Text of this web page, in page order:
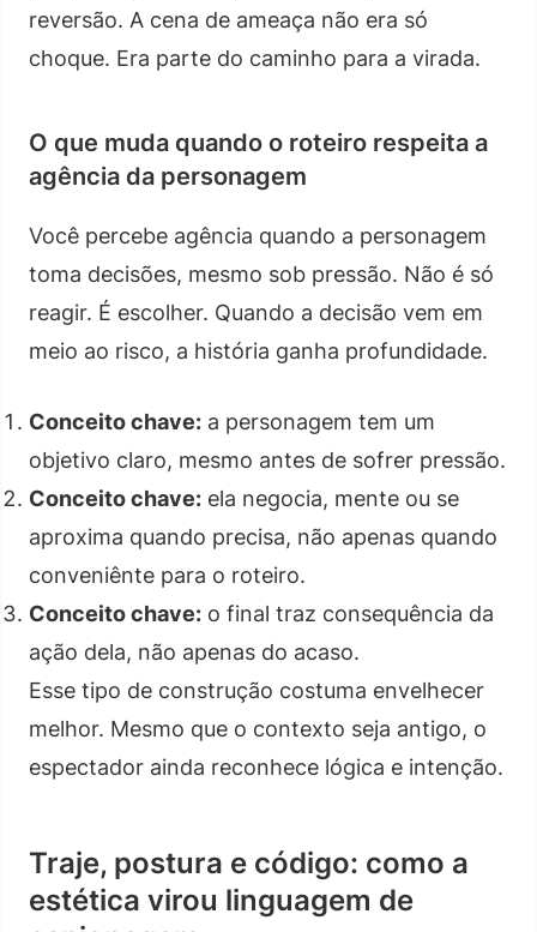
reversão. A cena de ameaça não era só
choque. Era parte do caminho para a virada.
O que muda quando o roteiro respeita a
agência da personagem
Você percebe agência quando a personagem
toma decisões, mesmo sob pressão. Não é só
reagir. É escolher. Quando a decisão vem em
meio ao risco, a história ganha profundidade.
Conceito chave: a personagem tem um
objetivo claro, mesmo antes de sofrer pressão.
Conceito chave: ela negocia, mente ou se
aproxima quando precisa, não apenas quando
conveniênte para o roteiro.
Conceito chave: o final traz consequência da
ação dela, não apenas do acaso.
Esse tipo de construção costuma envelhecer
melhor. Mesmo que o contexto seja antigo, o
espectador ainda reconhece lógica e intenção.
Traje, postura e código: como a
estética virou linguagem de